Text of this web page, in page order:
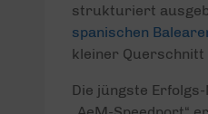
strukturiert
spanischen
kleiner Querschnitt
Die jüngste